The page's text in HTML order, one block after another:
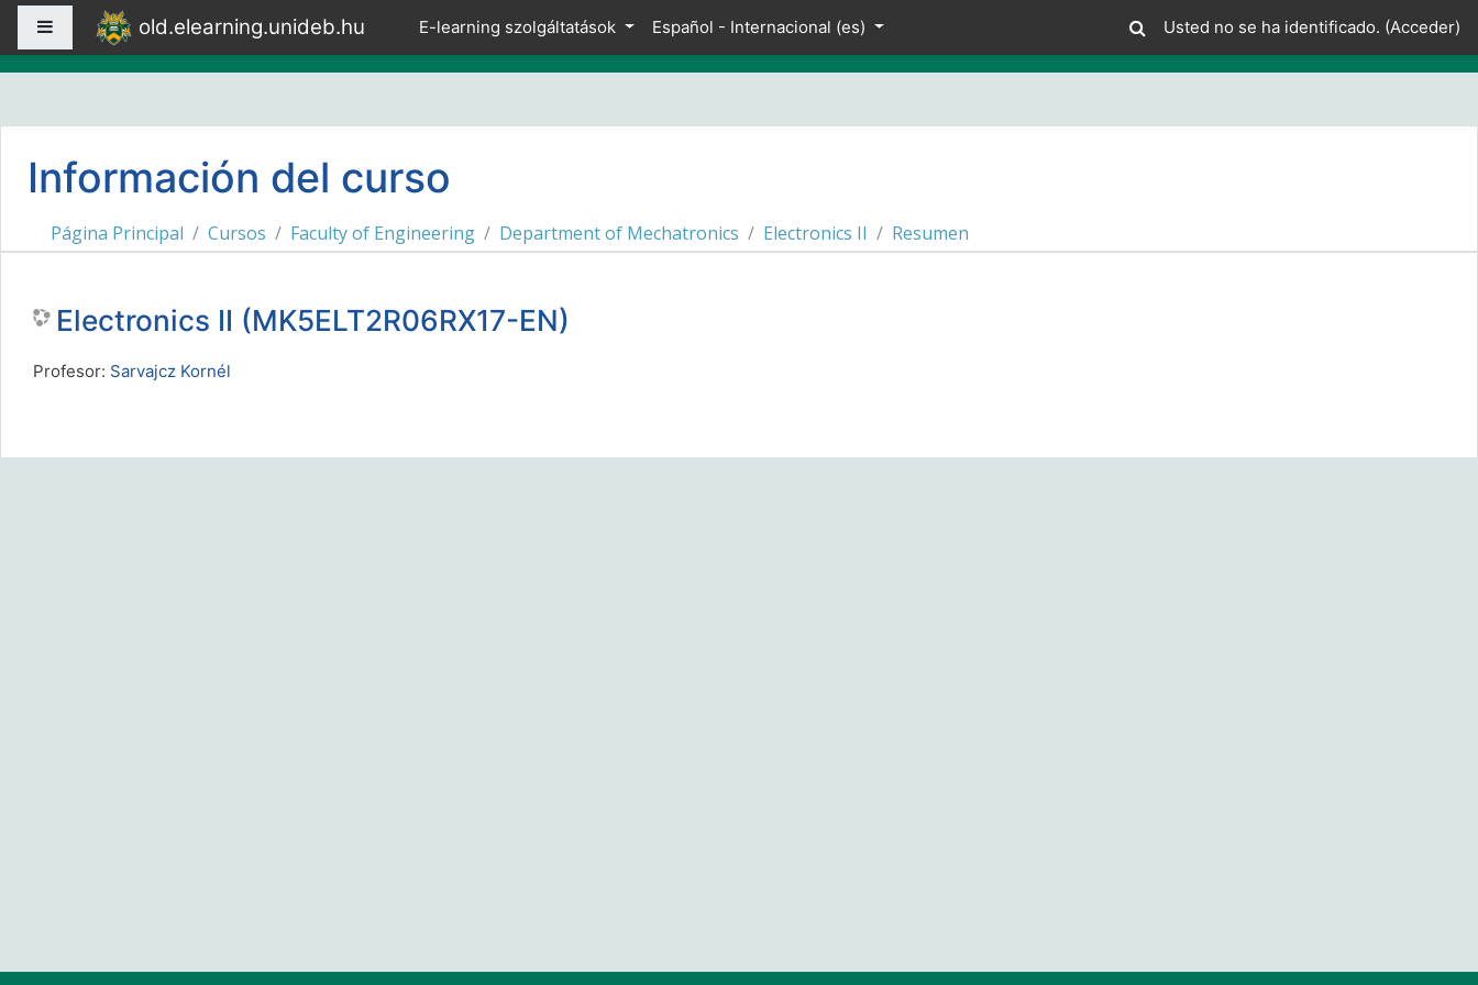
Salta al contenido principal
Panel lateralold.elearning.unideb.hu E-learning szolgáltatások Español - Internacional ‎(es)‎ Usted no se ha identificado. (Acceder)
Información del curso
Página Principal Cursos Faculty of Engineering Department of Mechatronics Electronics II Resumen
Electronics II (MK5ELT2R06RX17-EN)
Profesor: Sarvajcz Kornél